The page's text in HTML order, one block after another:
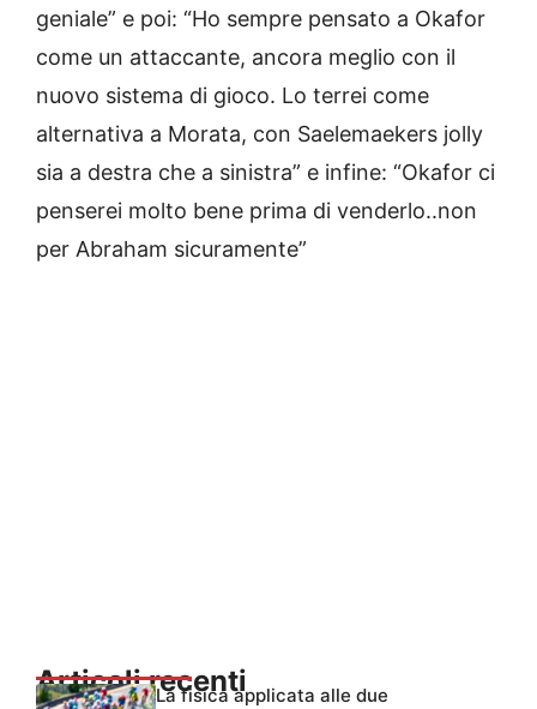
geniale” e poi: “Ho sempre pensato a Okafor
come un attaccante, ancora meglio con il
nuovo sistema di gioco. Lo terrei come
alternativa a Morata, con Saelemaekers jolly
sia a destra che a sinistra” e infine: “Okafor ci
penserei molto bene prima di venderlo..non
per Abraham sicuramente”
Articoli recentiLa fisica applicata alle due